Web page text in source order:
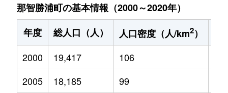
那智勝浦町の基本情報（2000～2020年）
年度
総人口（人） 人口密度（人/km2）
2000
19,417 106
2005
18,185 99